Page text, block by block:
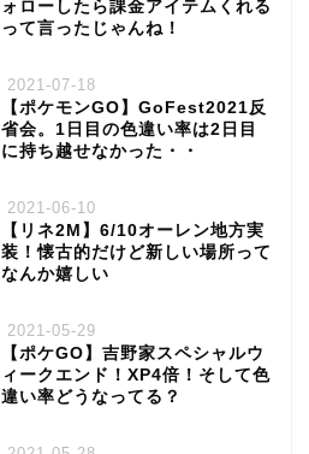
ォローしたら課金アイテムくれる
って言ったじゃんね！
2021-07-18
【ポケモンGO】GoFest2021反
省会。1日目の色違い率は2日目
に持ち越せなかった・・
2021-06-10
【リネ2M】6/10オーレン地方実
装！懐古的だけど新しい場所って
なんか嬉しい
2021-05-29
【ポケGO】吉野家スペシャルウ
ィークエンド！XP4倍！そして色
違い率どうなってる？